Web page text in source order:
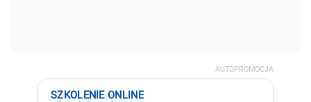
AUTOPROMOCJA
SZKOLENIE ONLINE